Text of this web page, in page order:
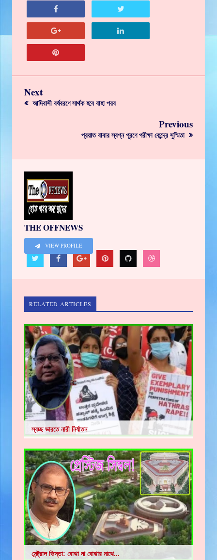
Next
আদিবাসী বর্ষবরণে সার্থক হবে বাহা পরব
Previous
প্রয়াত বাবার স্বপ্ন পূরণে পরীক্ষা কেন্দ্রে সুস্মিতা
THE OFFNEWS
VIEW PROFILE
RELATED ARTICLES
স্বচ্ছ ভারতে নারী নির্যাতন
সেন্ট্রাল ভিস্তা: বোঝা না বোঝার মাঝে...